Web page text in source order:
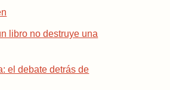
libro no destruye una
el debate detrás de